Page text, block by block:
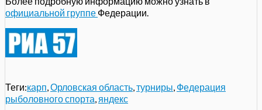
официальной группе Федерации.
Теги:карп Орловская область турниры Федерация
рыболовного спорта яндекс